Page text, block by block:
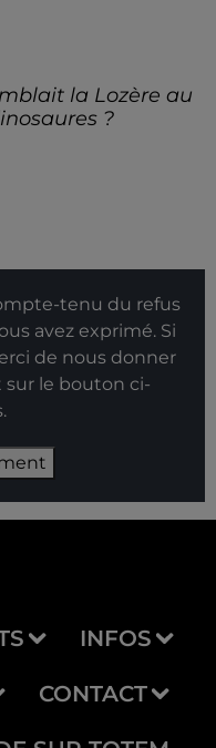
la Lozère au
?
tenu du refus
avez exprimé. Si
de nous donner
le bouton ci-
INFOS
CONTACT